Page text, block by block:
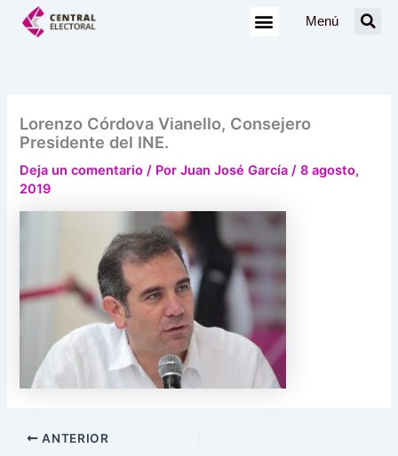
Menú
Lorenzo Córdova Vianello, Consejero
Presidente del INE.
Deja un comentario / PorJuan José García/8 agosto,
2019
ANTERIOR